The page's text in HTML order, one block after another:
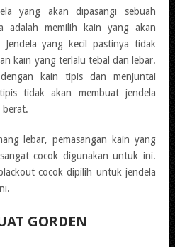
yang akan dipasangi sebuah
adalah memilih kain yang akan
yang kecil pastinya tidak
kain yang terlalu tebal dan lebar.
kain tipis dan menjuntai
tidak akan membuat jendela
berat.
lebar, pemasangan kain yang
cocok digunakan untuk ini.
cocok dipilih untuk jendela
GORDEN